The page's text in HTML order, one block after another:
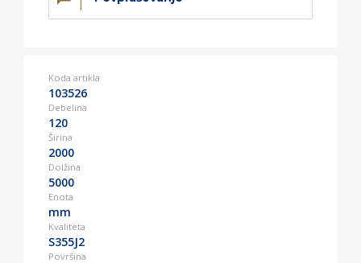
Koda artikla
103526
Debelina
120
Širina
2000
Dolžina
5000
Enota
mm
Kvaliteta
S355J2
Površina